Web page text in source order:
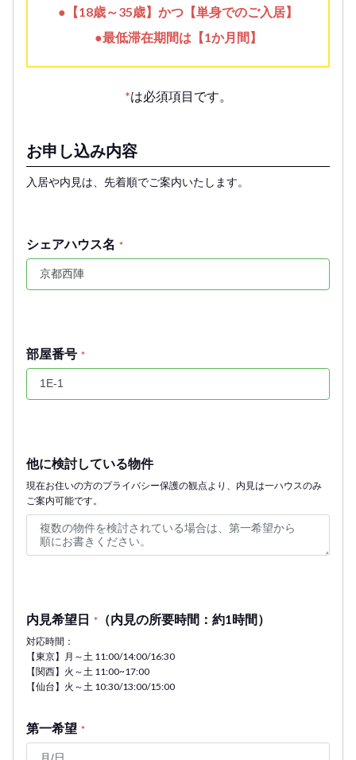
●【18歳～35歳】かつ【単身でのご入居】
●最低滞在期間は【1か月間】
*は必須項目です。
お申し込み内容
入居や内見は、先着順でご案内いたします。
シェアハウス名 *
部屋番号 *
他に検討している物件
現在お住いの方のプライバシー保護の観点より、内見は一ハウスのみ
ご案内可能です。
内見希望日 * （内見の所要時間：約1時間）
対応時間：
【東京】月～土 11:00/14:00/16:30
【関西】火～土 11:00~17:00
【仙台】火～土 10:30/13:00/15:00
第一希望 *